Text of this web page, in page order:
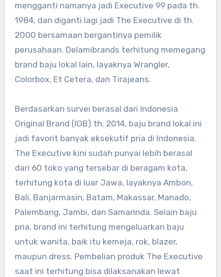
mengganti namanya jadi Executive 99 pada th.
1984, dan diganti lagi jadi The Executive di th.
2000 bersamaan bergantinya pemilik
perusahaan. Delamibrands terhitung memegang
brand baju lokal lain, layaknya Wrangler,
Colorbox, Et Cetera, dan Tirajeans.
Berdasarkan survei berasal dari Indonesia
Original Brand (IOB) th. 2014, baju brand lokal ini
jadi favorit banyak eksekutif pria di Indonesia.
The Executive kini sudah punyai lebih berasal
dari 60 toko yang tersebar di beragam kota,
terhitung kota di luar Jawa, layaknya Ambon,
Bali, Banjarmasin, Batam, Makassar, Manado,
Palembang, Jambi, dan Samarinda. Selain baju
pria, brand ini terhitung mengeluarkan baju
untuk wanita, baik itu kemeja, rok, blazer,
maupun dress. Pembelian produk The Executive
saat ini terhitung bisa dilaksanakan lewat